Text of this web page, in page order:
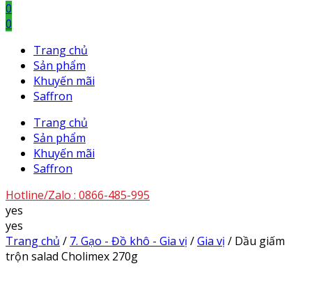
0
0
Trang chủ
Sản phẩm
Khuyến mãi
Saffron
Trang chủ
Sản phẩm
Khuyến mãi
Saffron
Hotline/Zalo : 0866-485-995
yes
yes
Trang chủ / 7. Gạo - Đồ khô - Gia vị /Gia vị / Dầu giấm
trộn salad Cholimex 270g